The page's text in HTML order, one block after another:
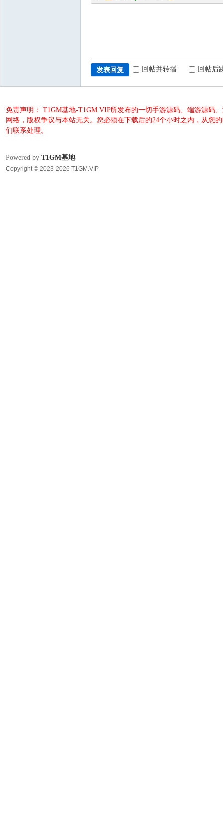
发表回复 回帖并转播 回帖后
免责声明： T1GM基地-T1GM.VIP所发布的一切手游源码、端游源码
网络，版权争议与本站无关。您必须在下载后的24个小时之内，从您
们联系处理。
Powered by T1GM基地
Copyright © 2023-2026 T1GM.VIP